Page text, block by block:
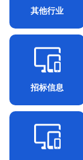
其他行业
招标信息